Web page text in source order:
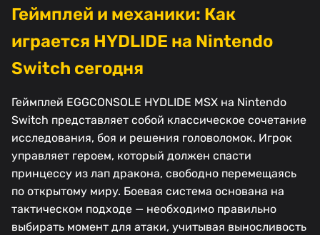
Геймплей и механики: Как
играется HYDLIDE на Nintendo
Switch сегодня
Геймплей EGGCONSOLE HYDLIDE MSX на Nintendo
Switch представляет собой классическое сочетание
исследования, боя и решения головоломок. Игрок
управляет героем, который должен спасти
принцессу из лап дракона, свободно перемещаясь
по открытому миру. Боевая система основана на
тактическом подходе — необходимо правильно
выбирать момент для атаки, учитывая выносливость